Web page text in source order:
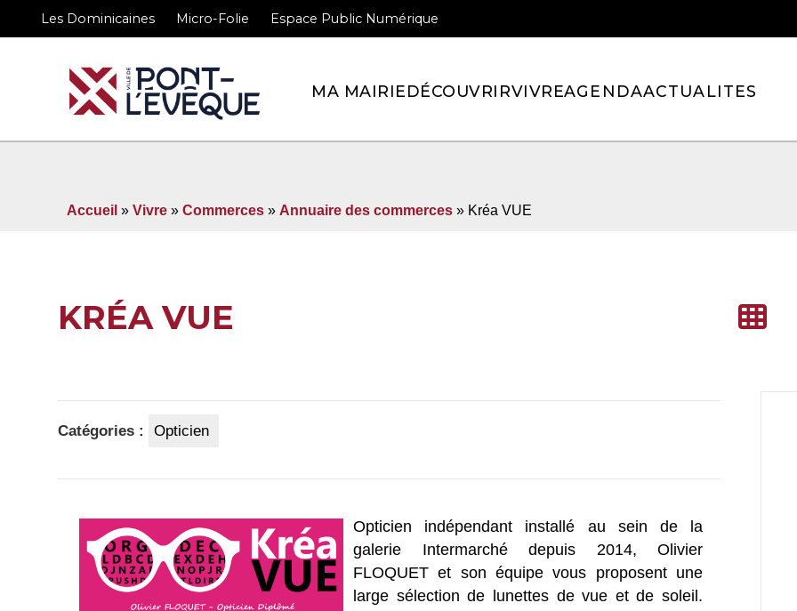
Les Dominicaines Micro-Folie Espace Public Numérique
MA MAIRIEDÉCOUVRIRVIVREAGENDAACTUALITES
Accueil » Vivre » Commerces » Annuaire des commerces » Kréa VUE
KRÉA VUE
Catégories : Opticien
Opticien indépendant installé au sein de la
galerie Intermarché depuis 2014, Olivier
FLOQUET et son équipe vous proposent une
large sélection de lunettes de vue et de soleil.